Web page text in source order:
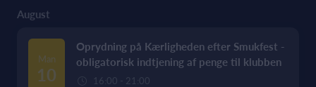
August
Man
10
Oprydning på Kærligheden efter Smukfest -
obligatorisk indtjening af penge til klubben
16:00 - 21:00